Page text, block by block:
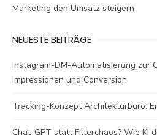
Marketing den Umsatz steigern
NEUESTE BEITRÄGE
Instagram-DM-Automatisierung zur
Impressionen und Conversion
Tracking-Konzept Architekturbüro:
Chat-GPT statt Filterchaos? Wie KI